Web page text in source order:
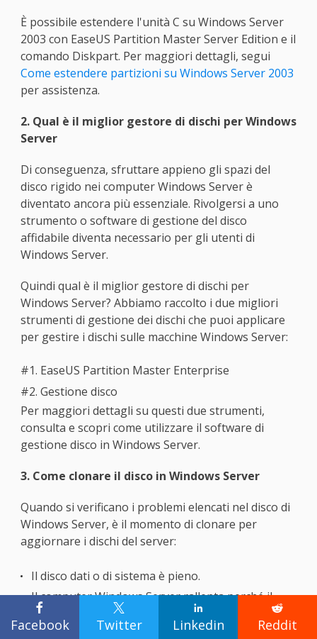

Facebook

Twitter

Linkedin

Reddit
È possibile estendere l'unità C su Windows Server
2003 con EaseUS Partition Master Server Edition e il
comando Diskpart. Per maggiori dettagli, segui
Come estendere partizioni su Windows Server 2003
per assistenza.
2. Qual è il miglior gestore di dischi per Windows
Server
Di conseguenza, sfruttare appieno gli spazi del
disco rigido nei computer Windows Server è
diventato ancora più essenziale. Rivolgersi a uno
strumento o software di gestione del disco
affidabile diventa necessario per gli utenti di
Windows Server.
Quindi qual è il miglior gestore di dischi per
Windows Server? Abbiamo raccolto i due migliori
strumenti di gestione dei dischi che puoi applicare
per gestire i dischi sulle macchine Windows Server:
#1. EaseUS Partition Master Enterprise
#2. Gestione disco
Per maggiori dettagli su questi due strumenti,
consulta e scopri come utilizzare il software di
gestione disco in Windows Server.
3. Come clonare il disco in Windows Server
Quando si verificano i problemi elencati nel disco di
Windows Server, è il momento di clonare per
aggiornare i dischi del server:
Il disco dati o di sistema è pieno.
Il computer Windows Server rallenta perché il
disco si sta riempiendo.
Lp spazio sull'unità di sistema C si esaurisce in